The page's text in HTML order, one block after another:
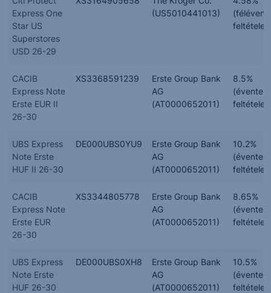
Express One
Star US
Superstores
USD 26-29
(US5010441013)
CACIB
Express Note
Erste EUR II
26-30
XS3368591239
Erste Group Bank
AG
(AT0000652011)
8.5%
(évente,
UBS Express
Note Erste
HUF II 26-30
DE000UBS0YU9
Erste Group Bank
AG
(AT0000652011)
10.2%
(évente,
CACIB
Express Note
Erste EUR
26-30
XS3344805778
Erste Group Bank
AG
(AT0000652011)
8.65%
(évente,
UBS Express
Note Erste
HUF 26-30
DE000UBS0XH8
Erste Group Bank
AG
(AT0000652011)
10.5%
(évente,